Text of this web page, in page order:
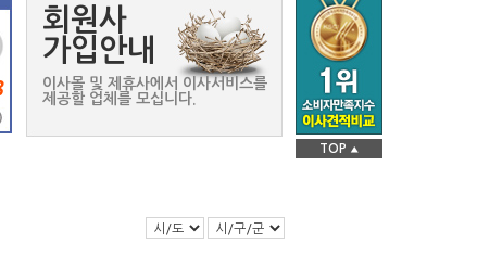
TOP ▲
회원사
가입안내
이사몰 및 제휴사에서 이사서비스를
제공할 업체를 모십니다.